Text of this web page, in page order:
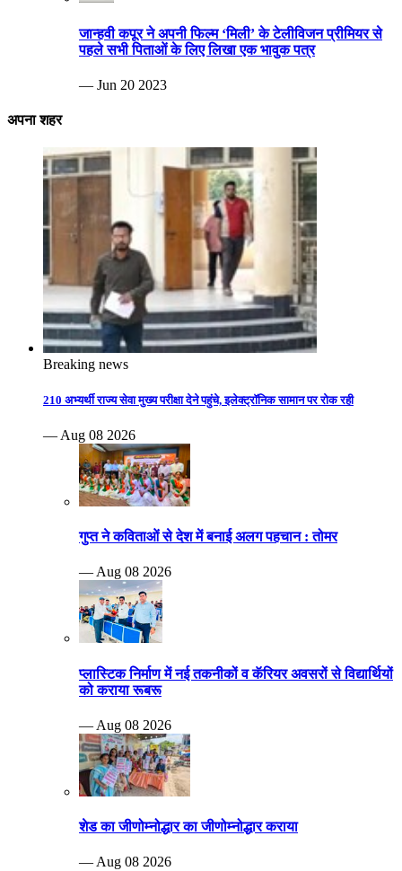
जान्हवी कपूर ने अपनी फिल्म ‘मिली’ के टेलीविजन प्रीमियर से
पहले सभी पिताओं के लिए लिखा एक भावुक पत्र
— Jun 20 2023
अपना शहर
Breaking news
210 अभ्यर्थी राज्य सेवा मुख्य परीक्षा देने पहुंचे, इलेक्ट्रॉनिक सामान पर रोक रही
— Aug 08 2026
गुप्त ने कविताओं से देश में बनाई अलग पहचान : तोमर
— Aug 08 2026
प्लास्टिक निर्माण में नई तकनीकों व कॅरियर अवसरों से विद्यार्थियों
को कराया रूबरू
— Aug 08 2026
शेड का जीणोम्नोद्धार का जीणोम्नोद्धार कराया
— Aug 08 2026